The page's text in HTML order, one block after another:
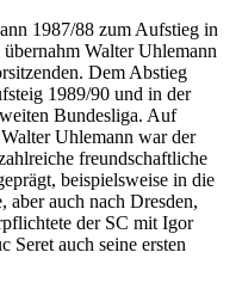
1987/88 zum Aufstieg in
Walter Uhlemann
Dem Abstieg
1989/90 und in der
Bundesliga. Auf
Uhlemann war der
freundschaftliche
beispielsweise in die
aber auch nach Dresden,
der SC mit Igor
Seret auch seine ersten